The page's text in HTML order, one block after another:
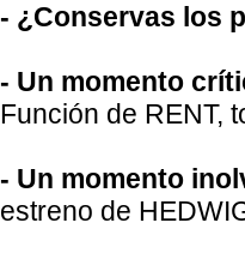
- ¿Conservas los
- Un momento
Función de RENT,
- Un momento
estreno de